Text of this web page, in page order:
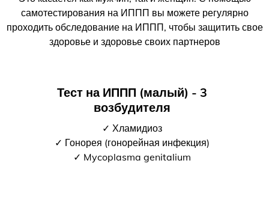
самотестирования на ИППП вы можете регулярно
проходить обследование на ИППП, чтобы защитить свое
здоровье и здоровье своих партнеров
Тест на ИППП (малый) - 3
возбудителя
✓ Хламидиоз
✓ Гонорея (гонорейная инфекция)
✓ Mycoplasma genitalium